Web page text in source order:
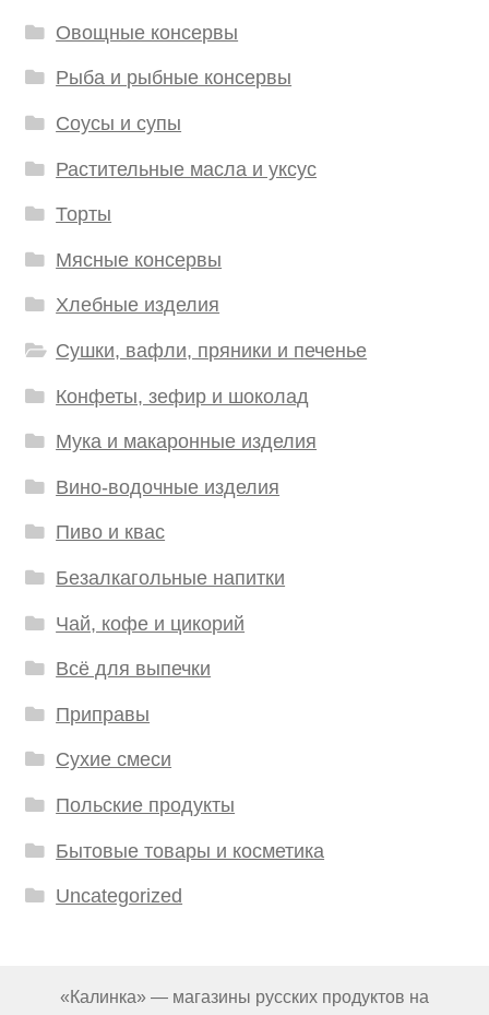
Овощные консервы
Рыба и рыбные консервы
Соусы и супы
Растительные масла и уксус
Торты
Мясные консервы
Хлебные изделия
Сушки, вафли, пряники и печенье
Конфеты, зефир и шоколад
Мука и макаронные изделия
Вино-водочные изделия
Пиво и квас
Безалкагольные напитки
Чай, кофе и цикорий
Всё для выпечки
Приправы
Сухие смеси
Польские продукты
Бытовые товары и косметика
Uncategorized
«Калинка» — магазины русских продуктов на